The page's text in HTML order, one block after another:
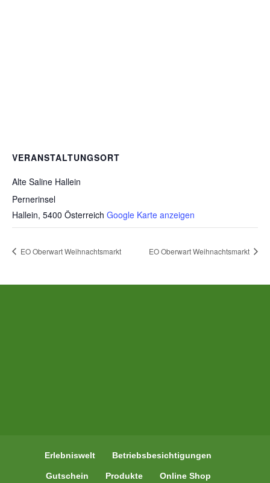
VERANSTALTUNGSORT
Alte Saline Hallein
Pernerinsel
Hallein, 5400 Österreich Google Karte anzeigen
EO Oberwart Weihnachtsmarkt EO Oberwart Weihnachtsmarkt
Erlebniswelt Betriebsbesichtigungen
Gutschein Produkte Online Shop